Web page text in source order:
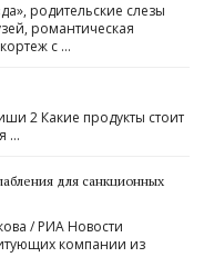
родительские слезы
романтическая
с …
2 Какие продукты стоит
…
для санкционных
/ РИА Новости
компании из